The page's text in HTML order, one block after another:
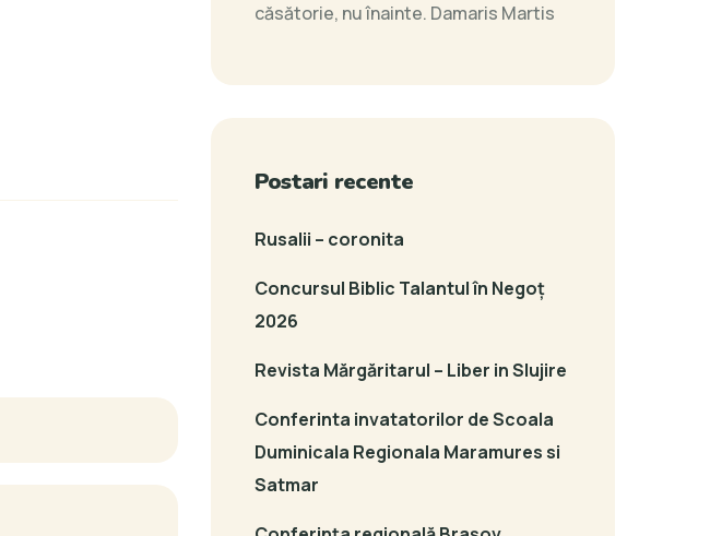
căsătorie, nu înainte. Damaris Martis
Postari recente
Rusalii – coronita
Concursul Biblic Talantul în Negoț
2026
Revista Mărgăritarul – Liber in Slujire
Conferinta invatatorilor de Scoala
Duminicala Regionala Maramures si
Satmar